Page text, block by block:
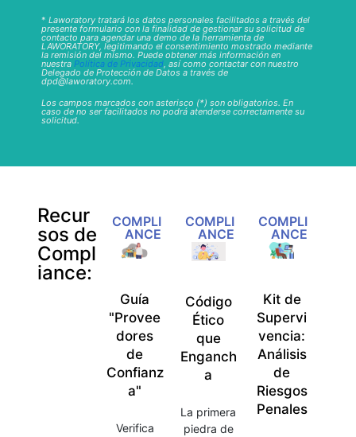
* Laworatory tratará los datos personales facilitados a través del
presente formulario con la finalidad de gestionar su solicitud de
contacto para agendar una demo de la herramienta de
LAWORATORY, legitimando el consentimiento mostrado mediante
la remisión del mismo. Puede obtener más información en
nuestra Política de Privacidad, así como contactar con nuestro
Delegado de Protección de Datos a través de
dpd@laworatory.com.
Los campos marcados con asterisco (*) son obligatorios. En
caso de no ser facilitados no podrá atenderse correctamente su
solicitud.
Recur
sos de
Compl
iance:
COMPLI
ANCE
Guía
"Provee
dores
de
Confianz
a"
Verifica
COMPLI
ANCE
Código
Ético
que
Enganch
a
La primera
piedra de
COMPLI
ANCE
Kit de
Supervi
vencia:
Análisis
de
Riesgos
Penales